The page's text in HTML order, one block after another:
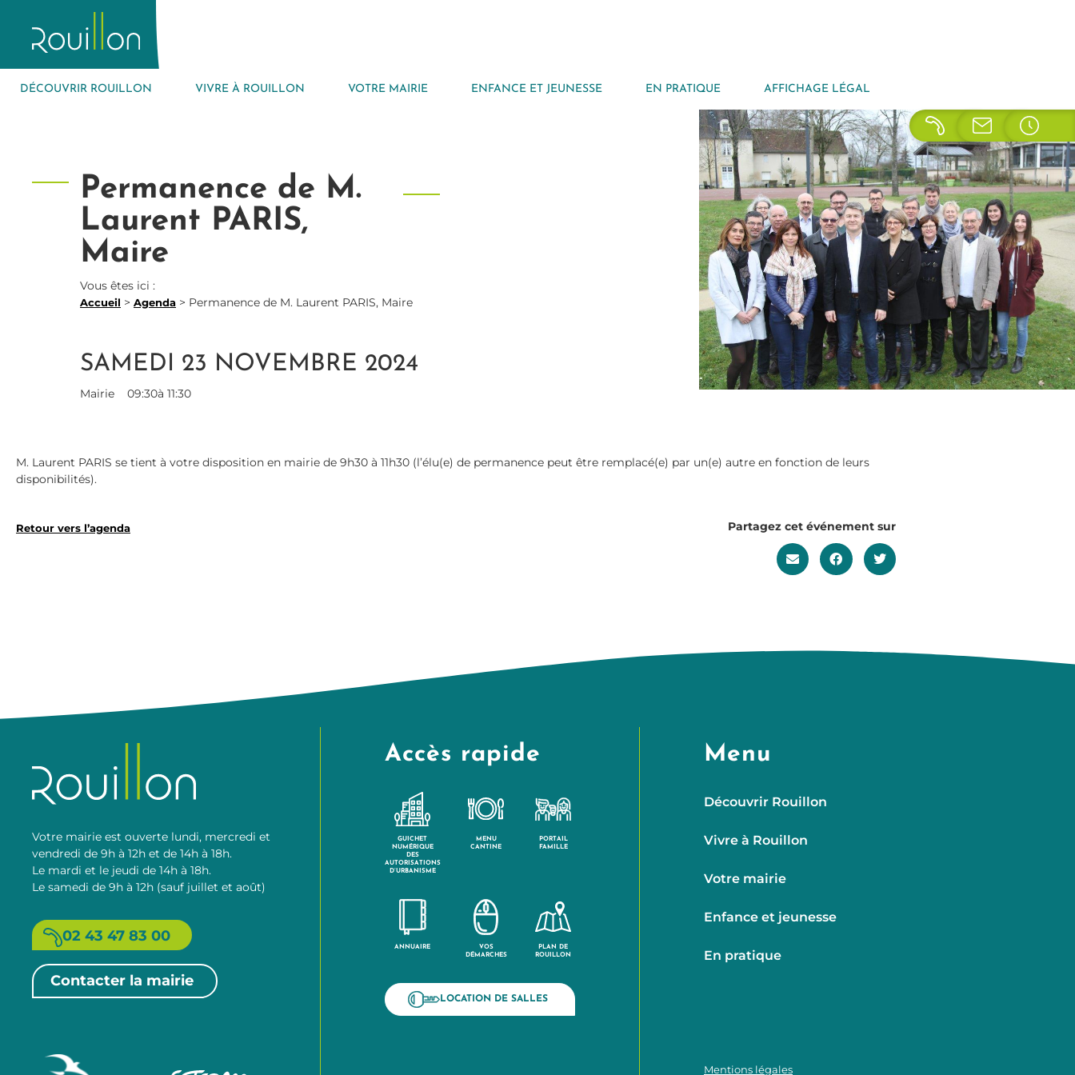
DÉCOUVRIR ROUILLON VIVRE À ROUILLON VOTRE MAIRIE ENFANCE ET JEUNESSE EN PRATIQUE AFFICHAGE LÉGAL
Permanence de M.
Laurent PARIS,
Maire
Vous êtes ici :
Accueil > Agenda > Permanence de M. Laurent PARIS, Maire
SAMEDI 23 NOVEMBRE 2024
Mairie 09:30à 11:30
M. Laurent PARIS se tient à votre disposition en mairie de 9h30 à 11h30 (l’élu(e) de permanence peut être remplacé(e) par un(e) autre en fonction de leurs
disponibilités).
Partagez cet événement sur
Retour vers l’agenda
Votre mairie est ouverte lundi, mercredi et
vendredi de 9h à 12h et de 14h à 18h.
Le mardi et le jeudi de 14h à 18h.
Le samedi de 9h à 12h (sauf juillet et août)
02 43 47 83 00
Contacter la mairie
Accès rapide
GUICHET
NUMÉRIQUE
DES
AUTORISATIONS
D’URBANISME
MENU
CANTINE
PORTAIL
FAMILLE
ANNUAIRE
VOS
DÉMARCHES
PLAN DE
ROUILLON
LOCATION DE SALLES
Menu
Découvrir Rouillon
Vivre à Rouillon
Votre mairie
Enfance et jeunesse
En pratique
Mentions légales